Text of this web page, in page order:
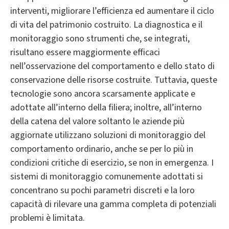
interventi, migliorare l’efficienza ed aumentare il ciclo
di vita del patrimonio costruito. La diagnostica e il
monitoraggio sono strumenti che, se integrati,
risultano essere maggiormente efficaci
nell’osservazione del comportamento e dello stato di
conservazione delle risorse costruite. Tuttavia, queste
tecnologie sono ancora scarsamente applicate e
adottate all’interno della filiera; inoltre, all’interno
della catena del valore soltanto le aziende più
aggiornate utilizzano soluzioni di monitoraggio del
comportamento ordinario, anche se per lo più in
condizioni critiche di esercizio, se non in emergenza. I
sistemi di monitoraggio comunemente adottati si
concentrano su pochi parametri discreti e la loro
capacità di rilevare una gamma completa di potenziali
problemi è limitata.